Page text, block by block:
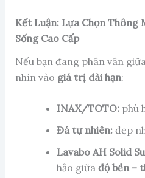
Kết Luận: Lựa Chọn Thông
Sống Cao Cấp
Nếu bạn đang phân vân
nhìn vào giá trị dài hạn:
INAX/TOTO:phù
Đá tự nhiên:đẹp
Lavabo AH Solid
hảo giữa độ bền –